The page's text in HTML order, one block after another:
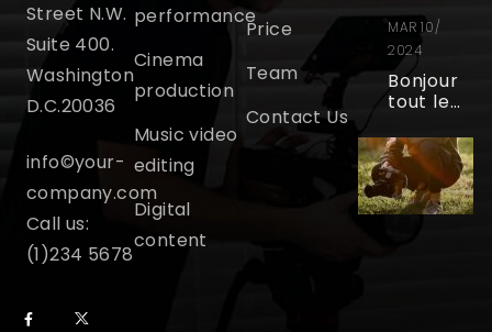
Street N.W.
Suite 400.
Washington
D.C.20036
info©your-
company.com
Call us:
(1)234 5678
performance
Cinema
production
Music video
editing
Digital
content
Price
Team
Contact Us
MAR 10/
2024
Bonjour
tout le